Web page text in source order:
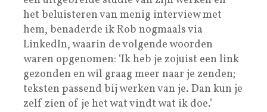
het beluisteren van menig interview met
hem, benaderde ik Rob nogmaals via
LinkedIn, waarin de volgende woorden
waren opgenomen: ‘Ik heb je zojuist een link
gezonden en wil graag meer naar je zenden;
teksten passend bij werken van je. Dan kun je
zelf zien of je het wat vindt wat ik doe.’